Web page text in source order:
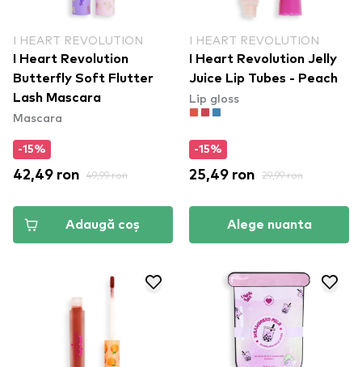
I HEART REVOLUTION
I Heart Revolution
Butterfly Soft Flutter
Lash Mascara
Mascara
-15%
42,49 ron 49,99 ron
Adaugă coș
I HEART REVOLUTION
I Heart Revolution Jelly
Juice Lip Tubes - Peach
Lip gloss
-15%
25,49 ron 29,99 ron
Alege nuanta